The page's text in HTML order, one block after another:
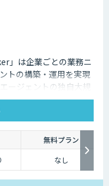
」は企業ごとの業務ニ
トの構築・運用を実現
ージェントの独自大規
AI導入支援の経験を活
ェントの活用戦略か
ご支援いたしますの
無料プラン
なし